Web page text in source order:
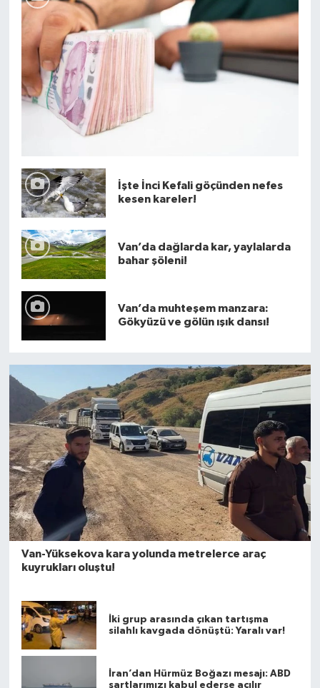
İşte İnci Kefali göçünden nefes
kesen kareler!
Van’da dağlarda kar, yaylalarda
bahar şöleni!
Van’da muhteşem manzara:
Gökyüzü ve gölün ışık dansı!
Van-Yüksekova kara yolunda metrelerce araç
kuyrukları oluştu!
İki grup arasında çıkan tartışma
silahlı kavgada dönüştü: Yaralı var!
İran’dan Hürmüz Boğazı mesajı: ABD
şartlarımızı kabul ederse açılır